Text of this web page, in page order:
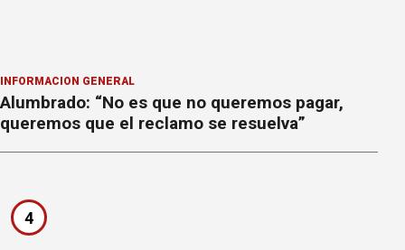
INFORMACION GENERAL
Alumbrado: “No es que no queremos pagar,
queremos que el reclamo se resuelva”
4